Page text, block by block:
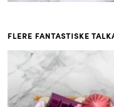
FLERE FANTASTISKE